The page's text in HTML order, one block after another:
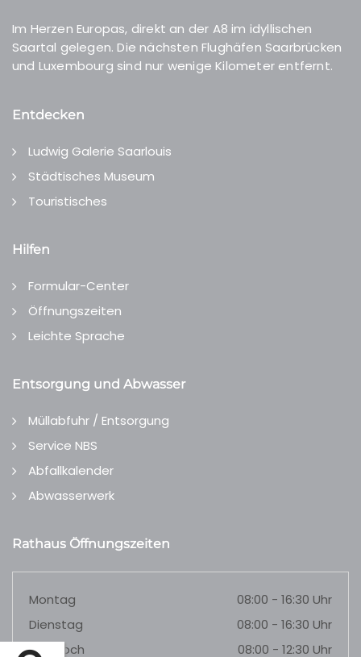
Im Herzen Europas, direkt an der A8 im idyllischen
Saartal gelegen. Die nächsten Flughäfen Saarbrücken
und Luxembourg sind nur wenige Kilometer entfernt.
Entdecken
Ludwig Galerie Saarlouis
Städtisches Museum
Touristisches
Hilfen
Formular-Center
Öffnungszeiten
Leichte Sprache
Entsorgung und Abwasser
Müllabfuhr / Entsorgung
Service NBS
Abfallkalender
Abwasserwerk
Rathaus Öffnungszeiten
Montag
08:00 - 16:30 Uhr
Dienstag
08:00 - 16:30 Uhr
Mittwoch
08:00 - 12:30 Uhr